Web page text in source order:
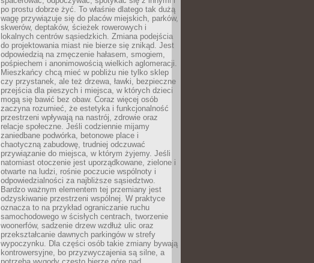
po prostu dobrze żyć. To właśnie dlatego tak dużą
wagę przywiązuje się do placów miejskich, parków,
skwerów, deptaków, ścieżek rowerowych i
lokalnych centrów sąsiedzkich. Zmiana podejścia
do projektowania miast nie bierze się znikąd. Jest
odpowiedzią na zmęczenie hałasem, smogiem,
pośpiechem i anonimowością wielkich aglomeracji.
Mieszkańcy chcą mieć w pobliżu nie tylko sklep
czy przystanek, ale też drzewa, ławki, bezpieczne
przejścia dla pieszych i miejsca, w których dzieci
mogą się bawić bez obaw. Coraz więcej osób
zaczyna rozumieć, że estetyka i funkcjonalność
przestrzeni wpływają na nastrój, zdrowie oraz
relacje społeczne. Jeśli codziennie mijamy
zaniedbane podwórka, betonowe place i
chaotyczną zabudowę, trudniej odczuwać
przywiązanie do miejsca, w którym żyjemy. Jeśli
natomiast otoczenie jest uporządkowane, zielone i
otwarte na ludzi, rośnie poczucie wspólnoty i
odpowiedzialności za najbliższe sąsiedztwo.
Bardzo ważnym elementem tej przemiany jest
odzyskiwanie przestrzeni wspólnej. W praktyce
oznacza to na przykład ograniczanie ruchu
samochodowego w ścisłych centrach, tworzenie
woonerfów, sadzenie drzew wzdłuż ulic oraz
przekształcanie dawnych parkingów w strefy
wypoczynku. Dla części osób takie zmiany bywają
kontrowersyjne, bo przyzwyczajenia są silne, a